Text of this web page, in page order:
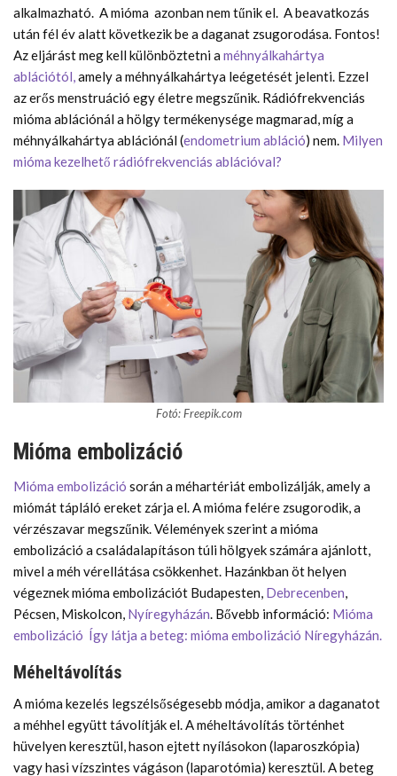
alkalmazható. A mióma azonban nem tűnik el. A beavatkozás
után fél év alatt következik be a daganat zsugorodása. Fontos!
Az eljárást meg kell különböztetni a méhnyálkahártya
ablációtól,amely a méhnyálkahártya leégetését jelenti. Ezzel
az erős menstruáció egy életre megszűnik. Rádiófrekvenciás
mióma ablációnál a hölgy termékenysége magmarad, míg a
méhnyálkahártya ablációnál (endometrium abláció) nem. Milyen
mióma kezelhető rádiófrekvenciás ablációval?
Fotó: Freepik.com
Mióma embolizáció
Mióma embolizáció során a méhartériát embolizálják, amely a
miómát tápláló ereket zárja el. A mióma felére zsugorodik, a
vérzészavar megszűnik. Vélemények szerint a mióma
embolizáció a családalapításon túli hölgyek számára ajánlott,
mivel a méh vérellátása csökkenhet. Hazánkban öt helyen
végeznek mióma embolizációt Budapesten, Debrecenben,
Pécsen, Miskolcon, Nyíregyházán. Bővebb információ: Mióma
embolizáció Így látja a beteg: mióma embolizáció Níregyházán.
Méheltávolítás
A mióma kezelés legszélsőségesebb módja, amikor a daganatot
a méhhel együtt távolítják el. A méheltávolítás történhet
hüvelyen keresztül, hason ejtett nyílásokon (laparoszkópia)
vagy hasi vízszintes vágáson (laparotómia) keresztül. A beteg